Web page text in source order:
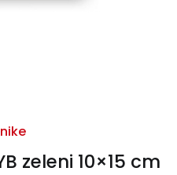
zeleni 10×15 cm